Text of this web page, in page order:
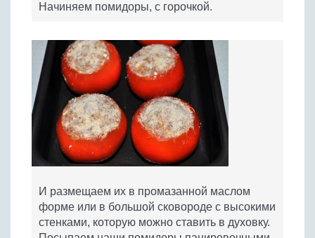
Начиняем помидоры, с горочкой.
И размещаем их в промазанной маслом
форме или в большой сковороде с высокими
стенками, которую можно ставить в духовку.